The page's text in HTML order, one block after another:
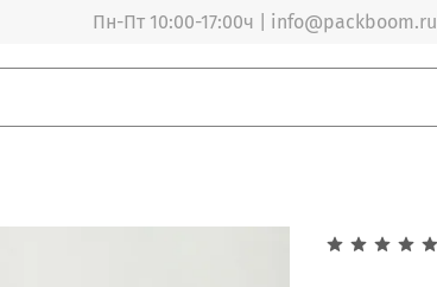
Пн-Пт 10:00-17:00ч | info@packboom.ru